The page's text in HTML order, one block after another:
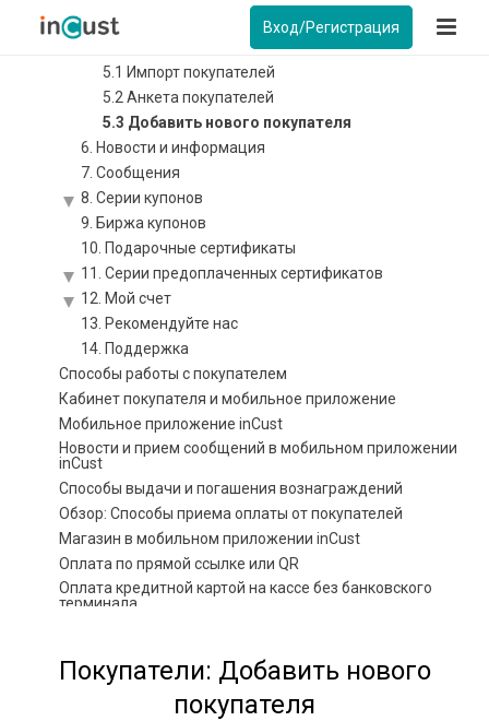
Вход/Регистрация
5. Покупатели
5.1 Импорт покупателей
5.2 Анкета покупателей
5.3 Добавить нового покупателя
6. Новости и информация
7. Сообщения
8. Серии купонов
9. Биржа купонов
10. Подарочные сертификаты
11. Серии предоплаченных сертификатов
12. Мой счет
13. Рекомендуйте нас
14. Поддержка
Способы работы с покупателем
Кабинет покупателя и мобильное приложение
Мобильное приложение inCust
Новости и прием сообщений в мобильном приложении
inCust
Способы выдачи и погашения вознаграждений
Обзор: Способы приема оплаты от покупателей
Магазин в мобильном приложении inCust
Оплата по прямой ссылке или QR
Оплата кредитной картой на кассе без банковского
терминала
Расширенная анкета покупателя, фильтрация данных
Купоны и сертификаты
Покупатели: Добавить нового
покупателя